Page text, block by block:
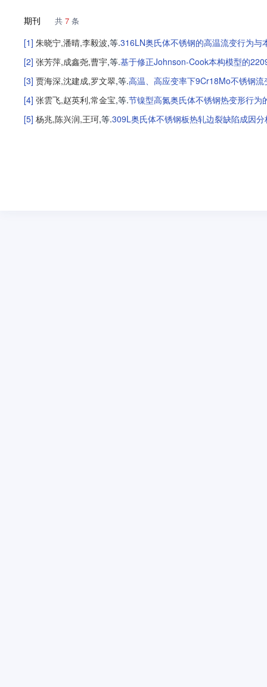
期刊 共 7 条
[1] 朱晓宁,潘晴,李毅波,等.316LN奥氏体不锈钢的高温流变行为与
[2] 张芳萍,成鑫尧,曹宇,等.基于修正Johnson-Cook本构模型的
[3] 贾海深,沈建成,罗文翠,等.高温、高应变率下9Cr18Mo不锈钢
[4] 张雲飞,赵英利,常金宝,等.节镍型高氮奥氏体不锈钢热变形行为
[5] 杨兆,陈兴润,王珂,等.309L奥氏体不锈钢板热轧边裂缺陷成因